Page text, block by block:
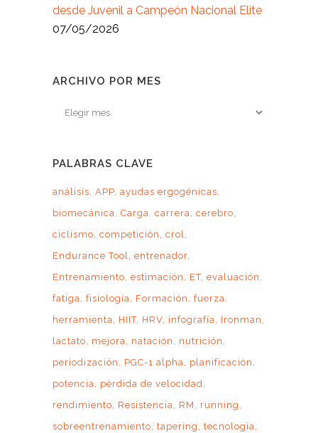
desde Juvenil a Campeón Nacional Elite
07/05/2026
ARCHIVO POR MES
Archivo
PALABRAS CLAVE
análisis APP ayudas ergogénicas
biomecánica Carga carrera cerebro
ciclismo competición
crol
Endurance Tool entrenador
Entrenamiento estimación ET evaluación
fatiga fisiología Formación
fuerza
herramienta
HIIT HRV infografía
Ironman
lactato
mejora natación
nutrición
periodización
PGC-1 alpha
planificación
potencia
pérdida de velocidad
rendimiento
Resistencia RM
running
sobreentrenamiento tapering
tecnología